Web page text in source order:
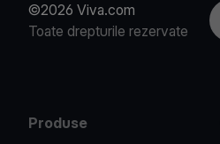
©2026 Viva.com
Toate drepturile rezervate
Produse